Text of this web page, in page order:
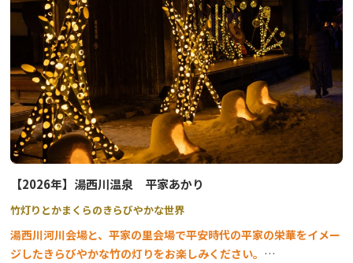
開催日：
2026年5月24日(日)、6月28日(日)、7月26日(日)、8月23日(日)、9
月27日(日)
時間：
10：00～16：00
会場：
主催：奥日光湯元温泉旅館協同組合
企画・問合せ先：
【2026年】湯西川温泉 平家あかり
竹灯りとかまくらのきらびやかな世界
湯西川河川会場と、平家の里会場で平安時代の平家の栄華をイメー
ジしたきらびやかな竹の灯りをお楽しみください。